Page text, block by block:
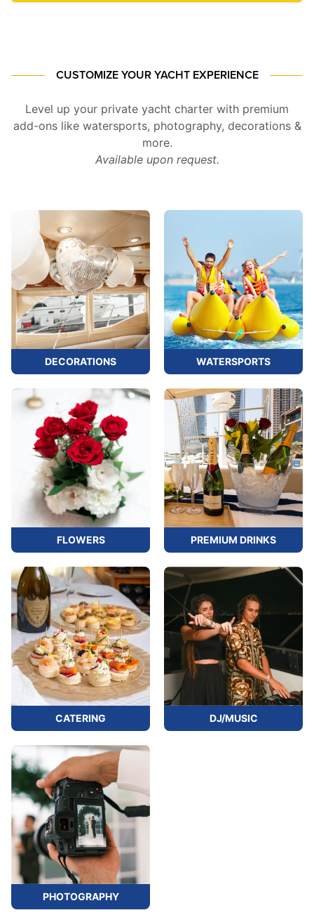
CUSTOMIZE YOUR YACHT EXPERIENCE
Level up your private yacht charter with premium
add-ons like watersports, photography, decorations &
more.
Available upon request.
DECORATIONS WATERSPORTS
FLOWERS PREMIUM DRINKS
CATERING DJ/MUSIC
PHOTOGRAPHY